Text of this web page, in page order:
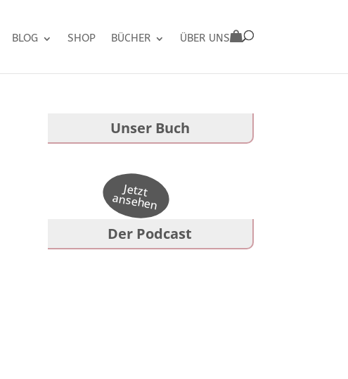
BLOG SHOP BÜCHER ÜBER UNS
Unser Buch
Der Podcast